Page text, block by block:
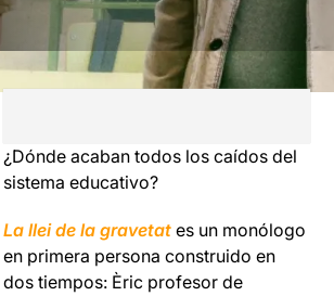
¿Dónde acaban todos los caídos del
sistema educativo?
La llei de la gravetat es un monólogo
en primera persona construido en
dos tiempos: Èric profesor de